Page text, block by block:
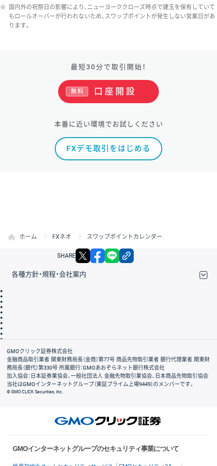
※
国内外の祝祭日の影響により、ニューヨーククローズ時点で建玉を保有していて
もロールオーバーが行われないため、スワップポイントが発生しない営業日があ
ります。
最短30分で取引開始！
口座開設
無料
本番に近い環境でお試しください
FXデモ取引をはじめる
ホーム FXネオ スワップポイントカレンダー
SHARE X facebook
各種方針・規程・会社案内
会社案内
GMOクリック証券株式会社
金融商品取引業者 関東財務局長（金商）第77号 商品先物取引業者 銀行代理業者 関東財
務局長（銀代）第330号 所属銀行：GMOあおぞらネット銀行株式会社
加入協会：日本証券業協会、一般社団法人 金融先物取引業協会、日本商品先物取引協会
当社はGMOインターネットグループ（東証プライム上場9449）のメンバーです。
© GMO CLICK Securities, Inc.
GMOインターネットグループのセキュリティ事業について